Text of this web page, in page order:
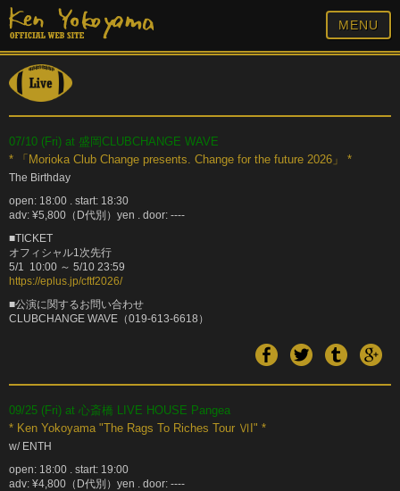
MENU
07/10 (Fri) at 盛岡CLUBCHANGE WAVE
* 「Morioka Club Change presents. Change for the future 2026」 *
The Birthday
open: 18:00 . start: 18:30
adv: ¥5,800（D代別）yen . door: ----
■TICKET
オフィシャル1次先行
5/1 10:00 ～ 5/10 23:59
https://eplus.jp/cftf2026/
■公演に関するお問い合わせ
CLUBCHANGE WAVE（019-613-6618）
09/25 (Fri) at 心斎橋 LIVE HOUSE Pangea
* Ken Yokoyama "The Rags To Riches Tour ⅥI" *
w/ ENTH
open: 18:00 . start: 19:00
adv: ¥4,800（D代別）yen . door: ----